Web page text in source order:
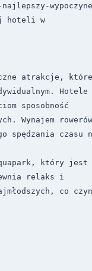
hoteli w
atrakcje, które
Hotele
sposobność
Wynajem rowerów
spędzania czasu
który jest
relaks i
co